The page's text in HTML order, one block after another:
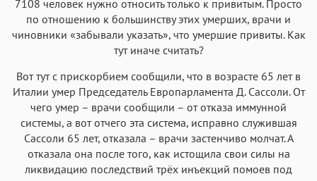
7108 человек нужно относить только к привитым. Просто
по отношению к большинству этих умерших, врачи и
чиновники «забывали указать», что умершие привиты. Как
тут иначе считать?
Вот тут с прискорбием сообщили, что в возрасте 65 лет в
Италии умер Председатель Европарламента Д. Сассоли. От
чего умер – врачи сообщили – от отказа иммунной
системы, а вот отчего эта система, исправно служившая
Сассоли 65 лет, отказала – врачи застенчиво молчат. А
отказала она после того, как истощила свои силы на
ликвидацию последствий трёх инъекций помоев под